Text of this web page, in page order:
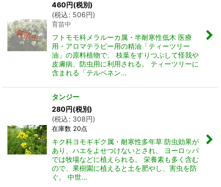
460円(税別)
(税込: 506円)
育苗中
フトモモ科メラルーカ属・半耐寒性低木 医療
用・アロマテラピー用の精油「ティーツリー
油」の原料植物で、 枝葉をすりつぶして怪我や
皮膚病、防虫用に利用される。 ティーツリーに
含まれる「テルペネン…
タンジー
280円(税別)
(税込: 308円)
在庫数 20点
キク科ヨモギギク属・耐寒性多年草 防虫効果が
あり、ハエをよせつけないとされ、 ヨーロッパ
では牧場などに植えられる。 栄養素も多く含む
ので、果樹園に植えると土を肥やし、害虫を防
ぐ。 中世…